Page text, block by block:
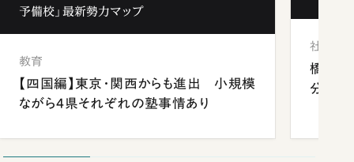
予備校」最新勢力マップ
教育
【四国編】東京・関西からも進出 小規模
ながら4県それぞれの塾事情あり
社会
橋本愛
分 佐